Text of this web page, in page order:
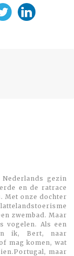
gezin
en de ratrace
Met onze dochter
zwembad. Maar
vogelen. Als een
ik, Bert, naar
mag komen, wat
maar